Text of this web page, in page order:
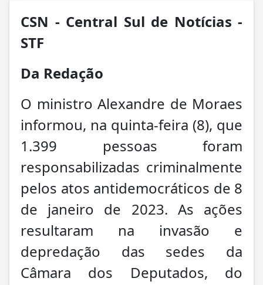
CSN - Central Sul de Notícias -
STF
Da Redação
O ministro Alexandre de Moraes
informou, na quinta-feira (8), que
1.399 pessoas foram
responsabilizadas criminalmente
pelos atos antidemocráticos de 8
de janeiro de 2023. As ações
resultaram na invasão e
depredação das sedes da
Câmara dos Deputados, do